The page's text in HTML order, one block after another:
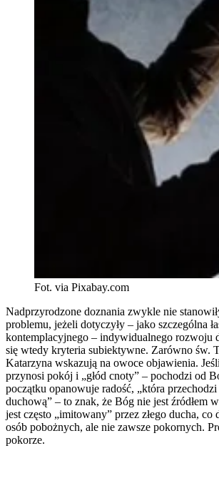
Fot. via Pixabay.com
Nadprzyrodzone doznania zwykle nie
problemu, jeżeli dotyczyły – jako szczególna
kontemplacyjnego – indywidualnego rozwoju
się wtedy kryteria subiektywne. Zarówno św.
Katarzyna wskazują na owoce objawienia.
przynosi pokój i „głód cnoty” – pochodzi od
początku opanowuje radość, „która
duchową” – to znak, że Bóg nie jest źródłem
jest często „imitowany” przez złego ducha, co
osób pobożnych, ale nie zawsze pokornych.
pokorze.